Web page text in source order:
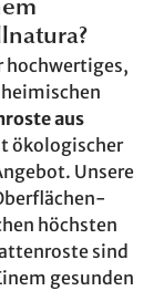
hochwertiges,
aus
ökologischer
Unsere
höchsten
sind
gesunden